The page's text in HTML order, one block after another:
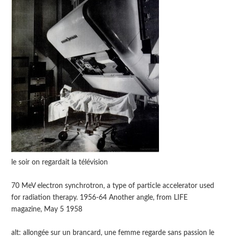
le soir on regardait la télévision
70 MeV electron synchrotron, a type of particle accelerator used
for radiation therapy. 1956-64 Another angle, from LIFE
magazine, May 5 1958
alt: allongée sur un brancard, une femme regarde sans passion le